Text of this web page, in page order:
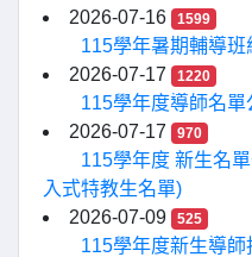
2026-07-16
1599
115學年暑期輔導
2026-07-17
1220
115學年度導師名單
2026-07-17
970
115學年度 新生名
入式特教生名單)
2026-07-09
525
115學年度新生導